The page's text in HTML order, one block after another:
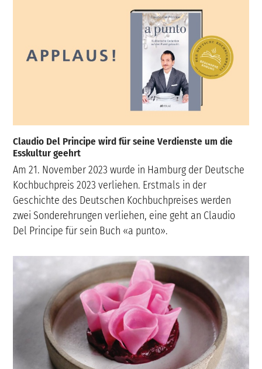
Claudio Del Principe wird für seine Verdienste um die
Esskultur geehrt
Am 21. November 2023 wurde in Hamburg der Deutsche
Kochbuchpreis 2023 verliehen. Erstmals in der
Geschichte des Deutschen Kochbuchpreises werden
zwei Sonderehrungen verliehen, eine geht an Claudio
Del Principe für sein Buch «a punto».